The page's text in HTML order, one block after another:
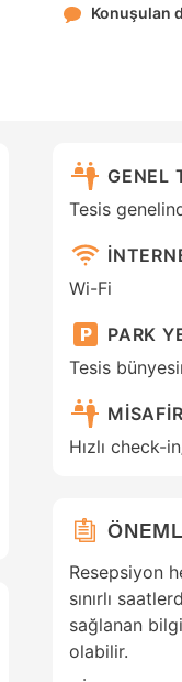
Konuşulan
GENEL
Tesis
Wi-Fi
PARK
Tesis
Hızlı check-
Resepsiyon
sınırlı
sağlanan
olabilir.